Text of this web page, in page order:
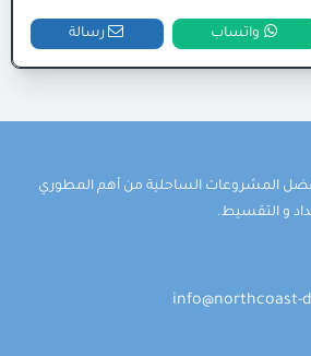
واتساب رسالة
المشروعات الساحلية من أهم المطوري
و التقسيط.
info@northcoast-